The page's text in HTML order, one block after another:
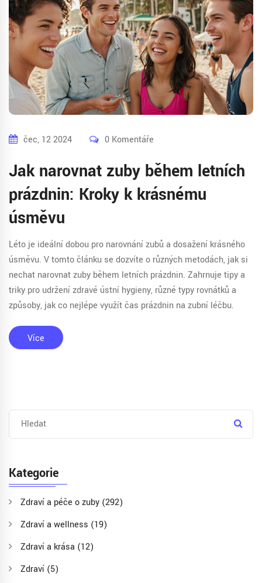
čec, 12 2024 0 Komentáře
Jak narovnat zuby během letních
prázdnin: Kroky k krásnému
úsměvu
Léto je ideální dobou pro narovnání zubů a dosažení krásného
úsměvu. V tomto článku se dozvíte o různých metodách, jak si
nechat narovnat zuby během letních prázdnin. Zahrnuje tipy a
triky pro udržení zdravé ústní hygieny, různé typy rovnátků a
způsoby, jak co nejlépe využít čas prázdnin na zubní léčbu.
Více
Kategorie
Zdraví a péče o zuby (292)
Zdraví a wellness (19)
Zdraví a krása (12)
Zdraví (5)